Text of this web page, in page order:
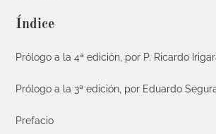
Índice
Prólogo a la 4ª edición, por P. Ricardo
Prólogo a la 3ª edición, por Eduardo
Prefacio